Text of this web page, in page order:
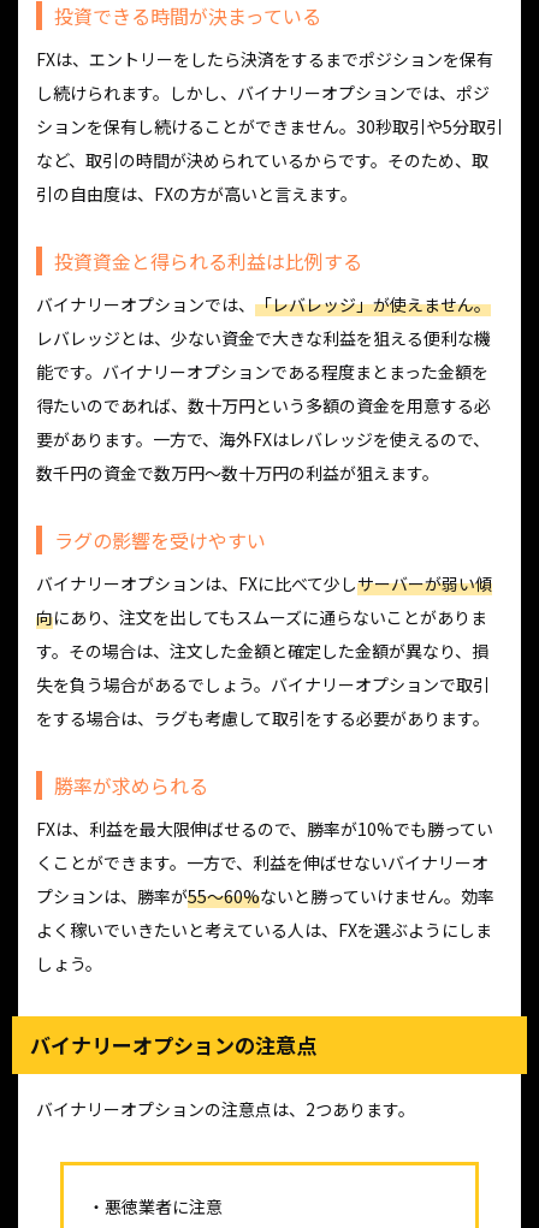
投資できる時間が決まっている
FXは、エントリーをしたら決済をするまでポジションを保有
し続けられます。しかし、バイナリーオプションでは、ポジ
ションを保有し続けることができません。30秒取引や5分取引
など、取引の時間が決められているからです。そのため、取
引の自由度は、FXの方が高いと言えます。
投資資金と得られる利益は比例する
バイナリーオプションでは、 「レバレッジ」が使えません。
レバレッジとは、少ない資金で大きな利益を狙える便利な機
能です。バイナリーオプションである程度まとまった金額を
得たいのであれば、数十万円という多額の資金を用意する必
要があります。一方で、海外FXはレバレッジを使えるので、
数千円の資金で数万円～数十万円の利益が狙えます。
ラグの影響を受けやすい
バイナリーオプションは、FXに比べて少しサーバーが弱い傾
向にあり、注文を出してもスムーズに通らないことがありま
す。その場合は、注文した金額と確定した金額が異なり、損
失を負う場合があるでしょう。バイナリーオプションで取引
をする場合は、ラグも考慮して取引をする必要があります。
勝率が求められる
FXは、利益を最大限伸ばせるので、勝率が10%でも勝ってい
くことができます。一方で、利益を伸ばせないバイナリーオ
プションは、勝率が55〜60%ないと勝っていけません。効率
よく稼いでいきたいと考えている人は、FXを選ぶようにしま
しょう。
バイナリーオプションの注意点
バイナリーオプションの注意点は、2つあります。
・悪徳業者に注意